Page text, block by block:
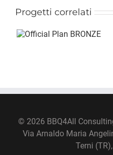
Progetti correlati
© 2026 BBQ4All
Via Arnaldo Maria
Terni